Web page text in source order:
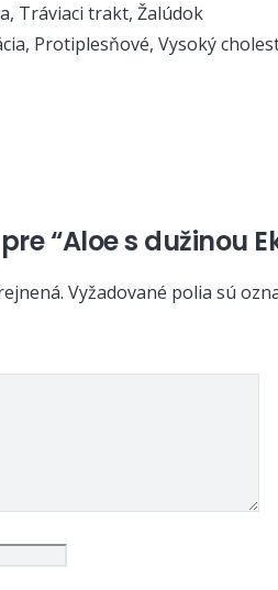
Tráviaci trakt, Žalúdok
Protiplesňové, Vysoký
“Aloe s dužinou
Vyžadované polia sú